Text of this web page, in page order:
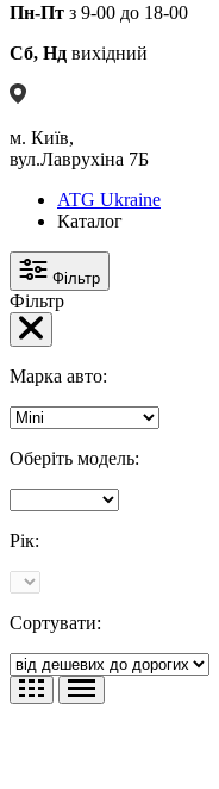
Пн-Пт з 9-00 до 18-00
Сб, Нд вихідний
м. Київ,
вул.Лаврухіна 7Б
ATG Ukraine
Каталог
Фільтр
Фільтр
Марка авто:
Оберіть модель:
Рік:
Сортувати: